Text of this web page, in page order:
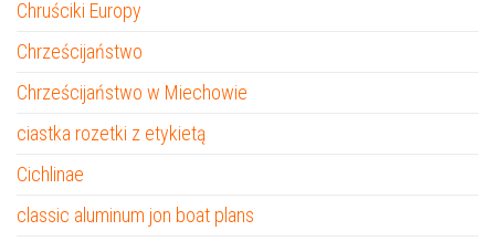
Chruściki Europy
Chrześcijaństwo
Chrześcijaństwo w Miechowie
ciastka rozetki z etykietą
Cichlinae
classic aluminum jon boat plans